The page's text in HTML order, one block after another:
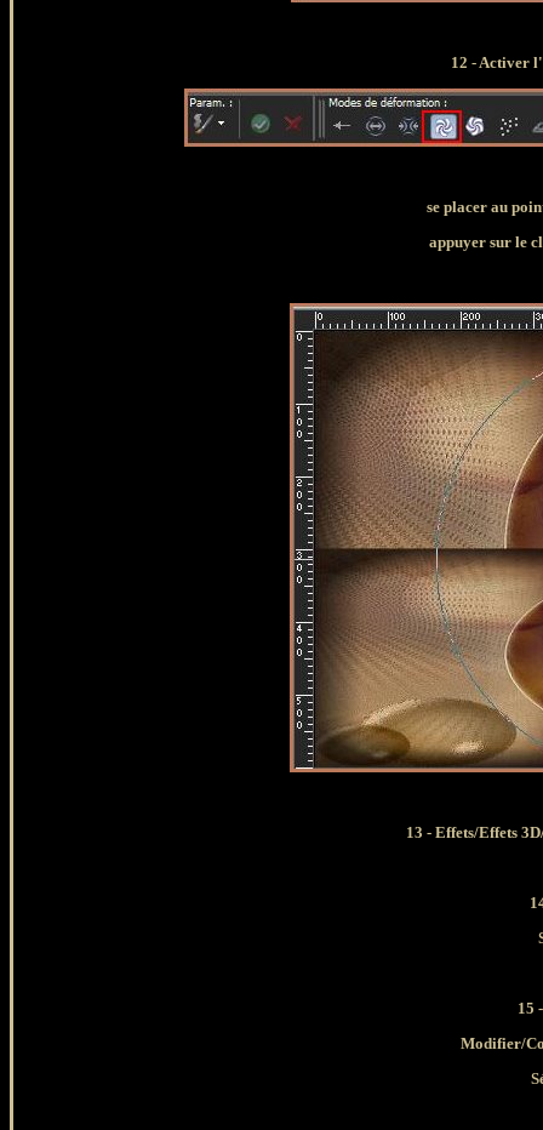
12 - Activer
se placer au
appuyer sur le
13 - Effets/Effets
15
Modifier/